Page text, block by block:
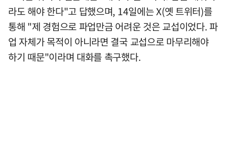
라도 해야 한다"고 답했으며, 14일에는 X(옛 트위터)를
통해 "제 경험으로 파업만금 어려운 것은 교섭이었다. 파
업 자체가 목적이 아니라면 결국 교섭으로 마무리해야
하기 때문"이라며 대화를 촉구했다.